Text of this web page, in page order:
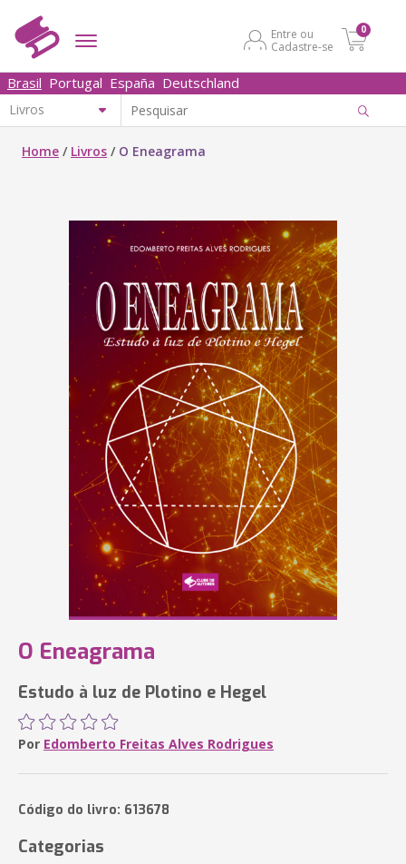
Entre ou
Cadastre-se
0
Brasil Portugal España Deutschland
Home / Livros / O Eneagrama
O Eneagrama
Estudo à luz de Plotino e Hegel
Por Edomberto Freitas Alves Rodrigues
Código do livro: 613678
Categorias